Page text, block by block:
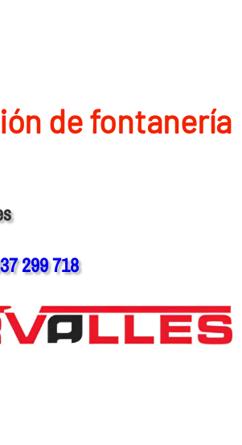
de fontanerí­a
299 718